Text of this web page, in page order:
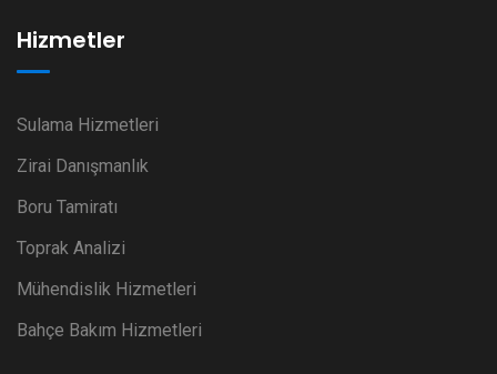
Hizmetler
Sulama Hizmetleri
Zirai Danışmanlık
Boru Tamiratı
Toprak Analizi
Mühendislik Hizmetleri
Bahçe Bakım Hizmetleri